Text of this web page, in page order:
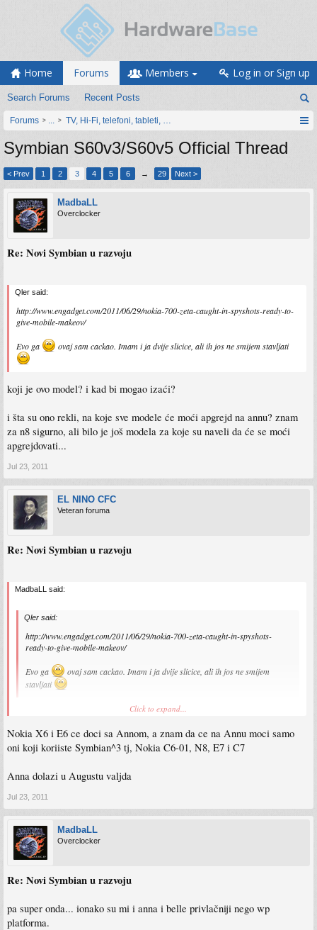
Home Forums
Search Forums Recent Posts
Members Log in or Sign up
Forums ... TV, Hi-Fi, telefoni, tableti, satovi, IoT oprema
Symbian S60v3/S60v5 Official Thread
< Prev 1 2 3 4 5 6 → 29 Next >
MadbaLL
Overclocker
Re: Novi Symbian u razvoju
Qler said:
http://www.engadget.com/2011/06/29/nokia-700-zeta-caught-in-spyshots-ready-to-
give-mobile-makeov/
Evo ga ovaj sam cackao. Imam i ja dvije slicice, ali ih jos ne smijem stavljati
koji je ovo model? i kad bi mogao izaći?
i šta su ono rekli, na koje sve modele će moći apgrejd na annu? znam
za n8 sigurno, ali bilo je još modela za koje su naveli da će se moći
apgrejdovati...
Jul 23, 2011
EL NINO CFC
Veteran foruma
Re: Novi Symbian u razvoju
MadbaLL said:
Qler said:
http://www.engadget.com/2011/06/29/nokia-700-zeta-caught-in-spyshots-
ready-to-give-mobile-makeov/
Evo ga
ovaj sam cackao. Imam i ja dvije slicice, ali ih jos ne smijem
stavljati
koji je ovo model? i kad bi mogao izaći?
i šta su ono rekli, na koje sve modele će moći apgrejd na annu? znam za n8
sigurno, ali bilo je još modela za koje su naveli da će se moći apgrejdovati...
Click to expand...
Nokia X6 i E6 ce doci sa Annom, a znam da ce na Annu moci samo
oni koji koriiste Symbian^3 tj, Nokia C6-01, N8, E7 i C7
Anna dolazi u Augustu valjda
Jul 23, 2011
MadbaLL
Overclocker
Re: Novi Symbian u razvoju
pa super onda... ionako su mi i anna i belle privlačniji nego wp
platforma.